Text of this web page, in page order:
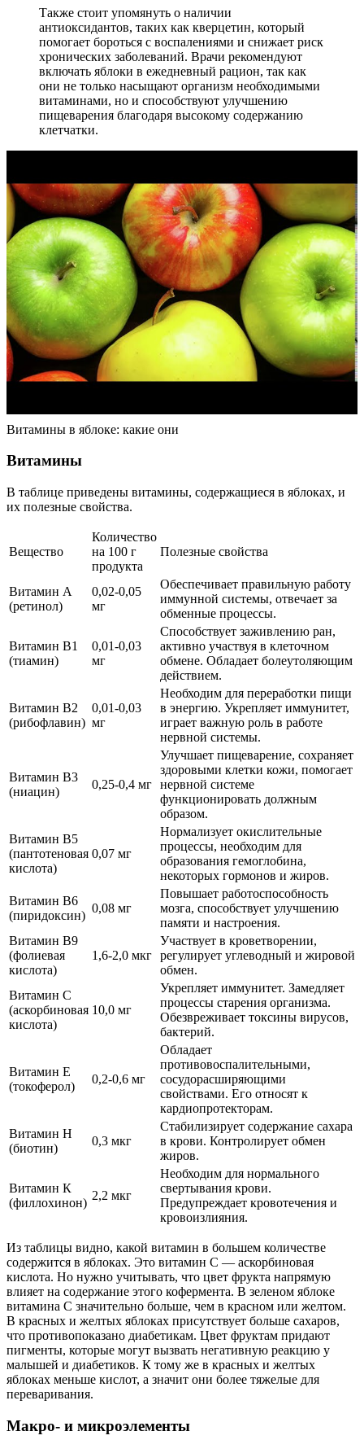
Также стоит упомянуть о наличии
антиоксидантов, таких как кверцетин, который
помогает бороться с воспалениями и снижает риск
хронических заболеваний. Врачи рекомендуют
включать яблоки в ежедневный рацион, так как
они не только насыщают организм необходимыми
витаминами, но и способствуют улучшению
пищеварения благодаря высокому содержанию
клетчатки.
Витамины в яблоке: какие они
Витамины
В таблице приведены витамины, содержащиеся в яблоках, и
их полезные свойства.
Вещество
Количество
на 100 г
продукта
Полезные свойства
Витамин А
(ретинол)
0,02-0,05
мг
Обеспечивает правильную работу
иммунной системы, отвечает за
обменные процессы.
Витамин В1
(тиамин)
0,01-0,03
мг
Способствует заживлению ран,
активно участвуя в клеточном
обмене. Обладает болеутоляющим
действием.
Витамин В2
(рибофлавин)
0,01-0,03
мг
Необходим для переработки пищи
в энергию. Укрепляет иммунитет,
играет важную роль в работе
нервной системы.
Витамин В3
(ниацин)
0,25-0,4 мг
Улучшает пищеварение, сохраняет
здоровыми клетки кожи, помогает
нервной системе
функционировать должным
образом.
Витамин В5
(пантотеновая
кислота)
0,07 мг
Нормализует окислительные
процессы, необходим для
образования гемоглобина,
некоторых гормонов и жиров.
Витамин В6
(пиридоксин)
0,08 мг
Повышает работоспособность
мозга, способствует улучшению
памяти и настроения.
Витамин В9
(фолиевая
кислота)
1,6-2,0 мкг
Участвует в кроветворении,
регулирует углеводный и жировой
обмен.
Витамин С
(аскорбиновая
кислота)
10,0 мг
Укрепляет иммунитет. Замедляет
процессы старения организма.
Обезвреживает токсины вирусов,
бактерий.
Витамин Е
(токоферол)
0,2-0,6 мг
Обладает
противовоспалительными,
сосудорасширяющими
свойствами. Его относят к
кардиопротекторам.
Витамин H
(биотин)
0,3 мкг
Стабилизирует содержание сахара
в крови. Контролирует обмен
жиров.
Витамин К
(филлохинон)
2,2 мкг
Необходим для нормального
свертывания крови.
Предупреждает кровотечения и
кровоизлияния.
Из таблицы видно, какой витамин в большем количестве
содержится в яблоках. Это витамин С — аскорбиновая
кислота. Но нужно учитывать, что цвет фрукта напрямую
влияет на содержание этого кофермента. В зеленом яблоке
витамина С значительно больше, чем в красном или желтом.
В красных и желтых яблоках присутствует больше сахаров,
что противопоказано диабетикам. Цвет фруктам придают
пигменты, которые могут вызвать негативную реакцию у
малышей и диабетиков. К тому же в красных и желтых
яблоках меньше кислот, а значит они более тяжелые для
переваривания.
Макро- и микроэлементы